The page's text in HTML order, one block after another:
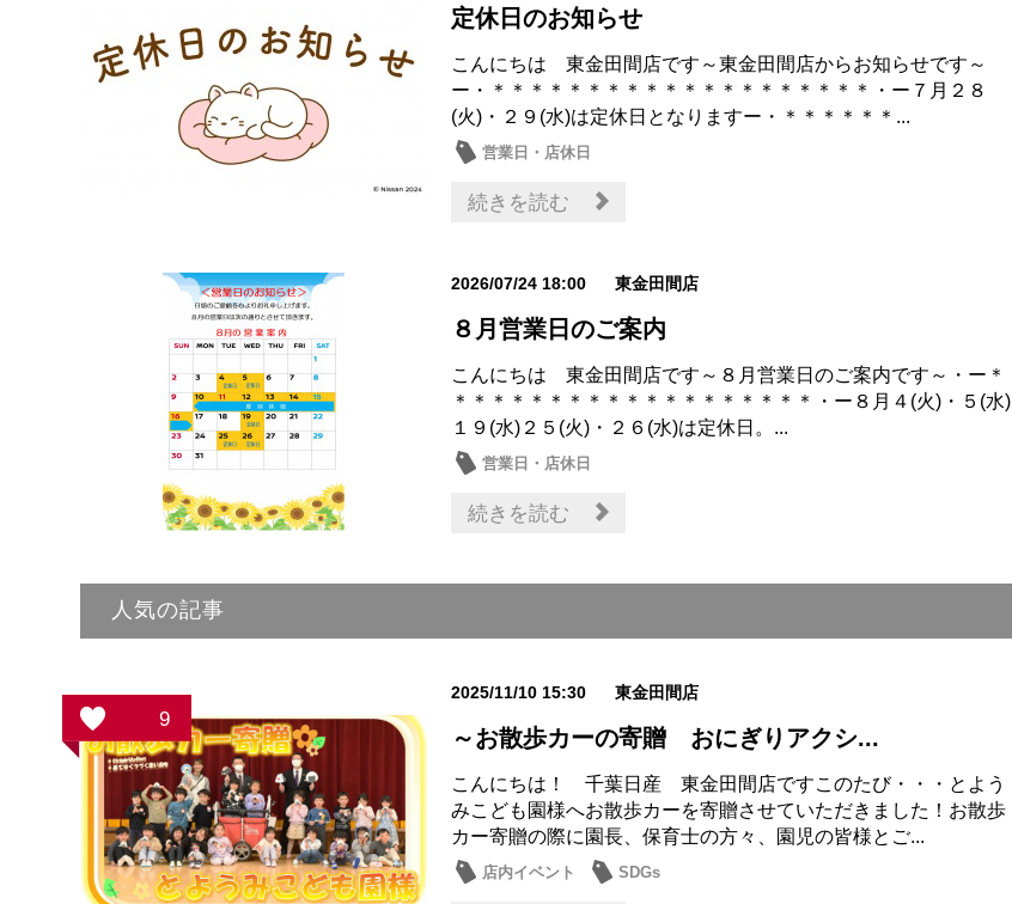
定休日のお知らせ
こんにちは 東金田間店です～東金田間店からお知らせです～
ー・＊＊＊＊＊＊＊＊＊＊＊＊＊＊＊＊＊＊＊＊・ー７月２８
(火)・２９(水)は定休日となりますー・＊＊＊＊＊＊...
営業日・店休日
続きを読む
2026/07/24 18:00 東金田間店
８月営業日のご案内
こんにちは 東金田間店です～８月営業日のご案内です～・ー＊
＊＊＊＊＊＊＊＊＊＊＊＊＊＊＊＊＊＊＊・ー８月４(火)・５(水)
１９(水)２５(火)・２６(水)は定休日。...
営業日・店休日
続きを読む
人気の記事
9
2025/11/10 15:30 東金田間店
～お散歩カーの寄贈 おにぎりアクシ...
こんにちは！ 千葉日産 東金田間店ですこのたび・・・とよう
みこども園様へお散歩カーを寄贈させていただきました！お散歩
カー寄贈の際に園長、保育士の方々、園児の皆様とご...
店内イベント SDGs